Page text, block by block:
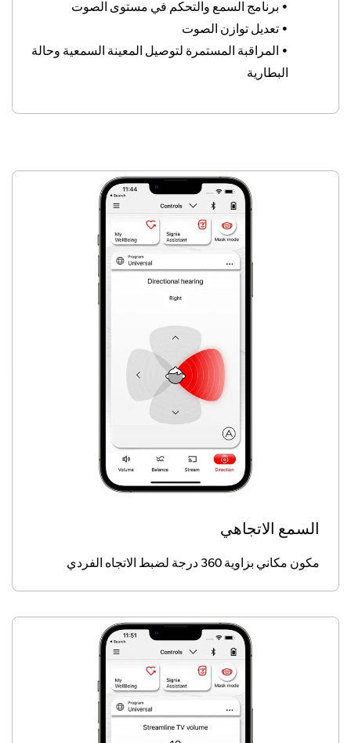
• برنامج السمع والتحكم في مستوى الصوت
• تعديل توازن الصوت
• المراقبة المستمرة لتوصيل المعينة السمعية وحالة
البطارية
السمع الاتجاهي
مكون مكاني بزاوية 360 درجة لضبط الاتجاه الفردي